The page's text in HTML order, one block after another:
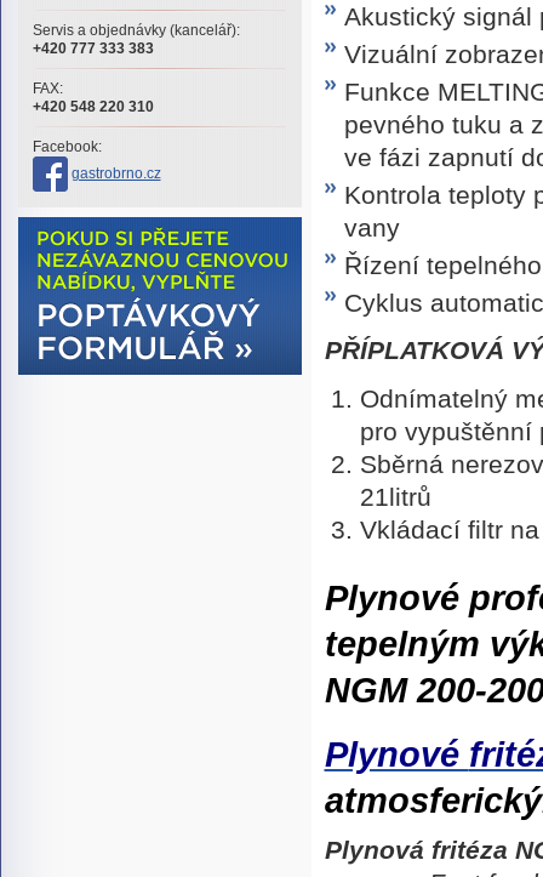
Servis a objednávky (kancelář):
+420 777 333 383
FAX:
+420 548 220 310
Facebook:
gastrobrno.cz
Akustický signál
Vizuální
Funkce
pevného tuku a
ve fázi zapnutí
Kontrola teploty
vany
Řízení
Cyklus
PŘÍPLATKOVÁ
Odnímatelný
pro vypuštěnní
Sběrná
21litrů
Vkládací filtr
Plynové
tepelným
NGM 200-
Plynové
Plynová fritéza